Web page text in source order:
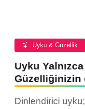
Uyku & Güzellik
Uyku Yalnızca
Güzelliğinizin
Dinlendirici